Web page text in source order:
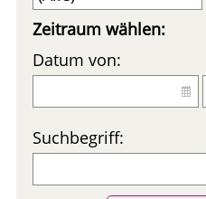
Zeitraum wählen:
Datum von:
Suchbegriff: